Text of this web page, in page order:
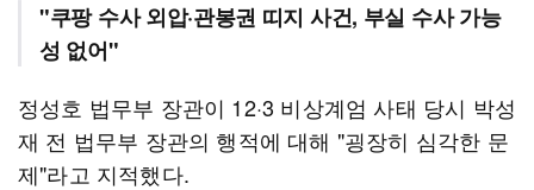
"쿠팡 수사 외압·관봉권 띠지 사건, 부실 수사 가능
성 없어"
정성호 법무부 장관이 12·3 비상계엄 사태 당시 박성
재 전 법무부 장관의 행적에 대해 "굉장히 심각한 문
제"라고 지적했다.